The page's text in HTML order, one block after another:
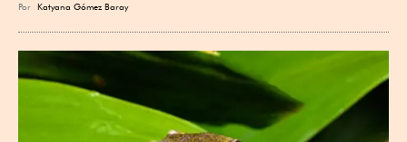
Por Katyana Gómez Baray